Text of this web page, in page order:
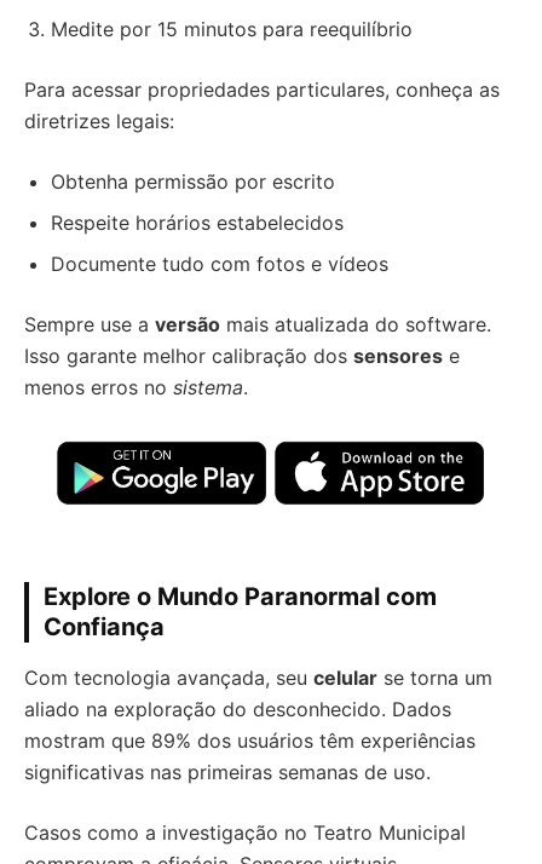
Medite por 15 minutos para reequilíbrio
Para acessar propriedades particulares, conheça as
diretrizes legais:
Obtenha permissão por escrito
Respeite horários estabelecidos
Documente tudo com fotos e vídeos
Sempre use a versão mais atualizada do software.
Isso garante melhor calibração dos sensores e
menos erros no sistema.
Explore o Mundo Paranormal com
Confiança
Com tecnologia avançada, seu celular se torna um
aliado na exploração do desconhecido. Dados
mostram que 89% dos usuários têm experiências
significativas nas primeiras semanas de uso.
Casos como a investigação no Teatro Municipal